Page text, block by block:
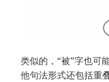
类似的，“被”字也可
他句法形式还包括重